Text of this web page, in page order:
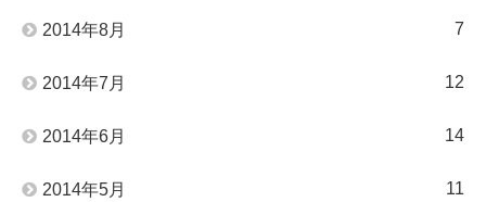
2014年8月 7
2014年7月 12
2014年6月 14
2014年5月 11